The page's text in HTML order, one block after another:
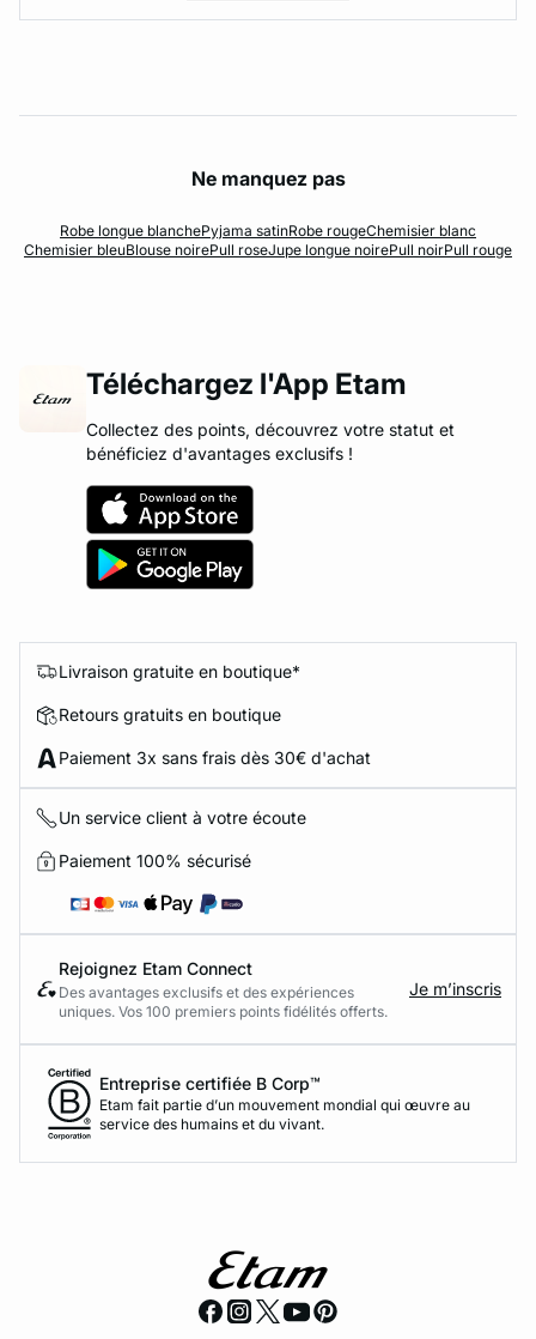
Ne manquez pas
Robe longue blanchePyjama satinRobe rougeChemisier blanc
Chemisier bleuBlouse noirePull roseJupe longue noirePull noirPull rouge
Téléchargez l'App Etam
Collectez des points, découvrez votre statut et
bénéficiez d'avantages exclusifs !
Livraison gratuite en boutique*
Retours gratuits en boutique
Paiement 3x sans frais dès 30€ d'achat
Un service client à votre écoute
Paiement 100% sécurisé
Rejoignez Etam Connect
Des avantages exclusifs et des expériences
uniques. Vos 100 premiers points fidélités offerts.
Je m’inscris
Entreprise certifiée B Corp™
Etam fait partie d’un mouvement mondial qui œuvre au
service des humains et du vivant.